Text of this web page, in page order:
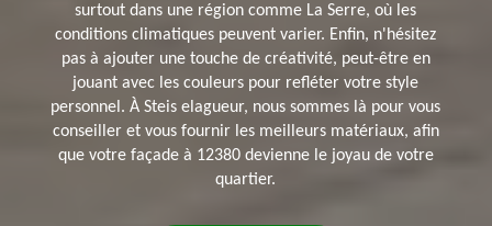
surtout dans une région comme La Serre, où les
conditions climatiques peuvent varier. Enfin, n'hésitez
pas à ajouter une touche de créativité, peut-être en
jouant avec les couleurs pour refléter votre style
personnel. À Steis elagueur, nous sommes là pour vous
conseiller et vous fournir les meilleurs matériaux, afin
que votre façade à 12380 devienne le joyau de votre
quartier.